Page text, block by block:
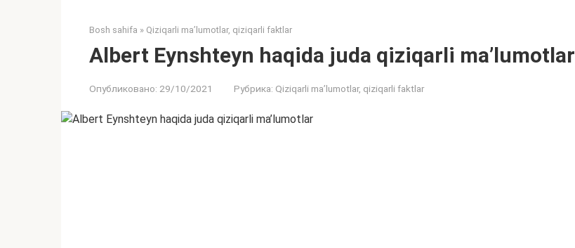
Bosh sahifa » Qiziqarli ma’lumotlar, qiziqarli faktlar
Albert Eynshteyn haqida juda qiziqarli ma’lumotlar
Опубликовано: 29/10/2021 Рубрика: Qiziqarli ma’lumotlar, qiziqarli faktlar